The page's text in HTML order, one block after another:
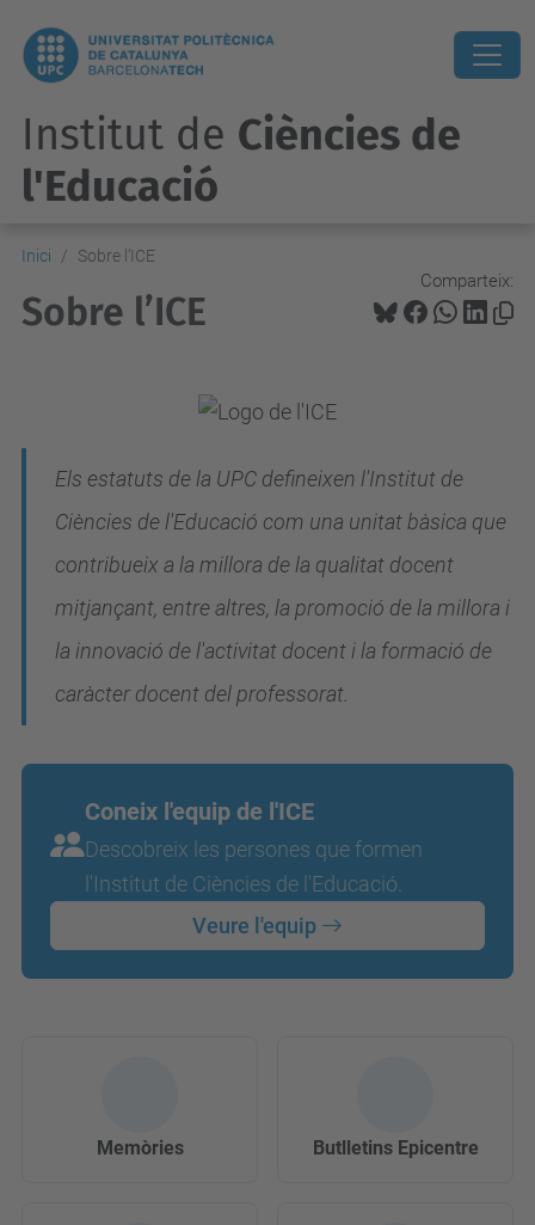
Institut de Ciències de
l'Educació
Inici Sobre l’ICE
Comparteix:
Sobre l’ICE
Els estatuts de la UPC defineixen l'Institut de
Ciències de l'Educació com una unitat bàsica que
contribueix a la millora de la qualitat docent
mitjançant, entre altres, la promoció de la millora i
la innovació de l'activitat docent i la formació de
caràcter docent del professorat.
Coneix l'equip de l'ICE
Descobreix les persones que formen
l'Institut de Ciències de l'Educació.
Veure l'equip
Memòries Butlletins Epicentre